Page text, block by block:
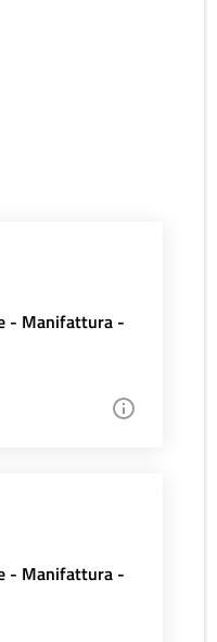
- Manifattura -
- Manifattura -